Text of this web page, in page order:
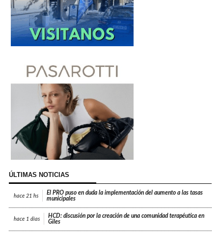
ÚLTIMAS NOTICIAS
hace 21 hs
El PRO puso en duda la implementación del aumento a las tasas
municipales
hace 1 días
HCD: discusión por la creación de una comunidad terapéutica en
Giles